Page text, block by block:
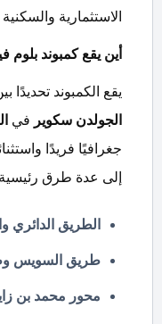
الاستثمارية
أين يقع كمبوند
يقع الكمبوند تحديدًا
الجولدن سكوير في
جغرافيًا فريدًا
إلى عدة طرق
الطريق الدائري
طريق السويس
محور محمد بن